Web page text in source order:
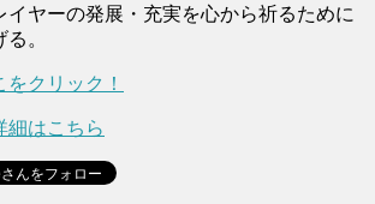
イヤーの発展・充実を心から祈るために
。
クリック！
細はこちら